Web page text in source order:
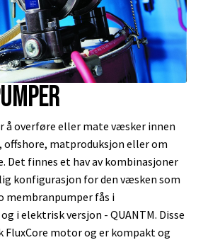
å overføre eller mate væsker innen
offshore, matproduksjon eller om
Det finnes et hav av kombinasjoner
konfigurasjon for den væsken som
membranpumper fås i
i elektrisk versjon - QUANTM. Disse
FluxCore motor og er kompakt og